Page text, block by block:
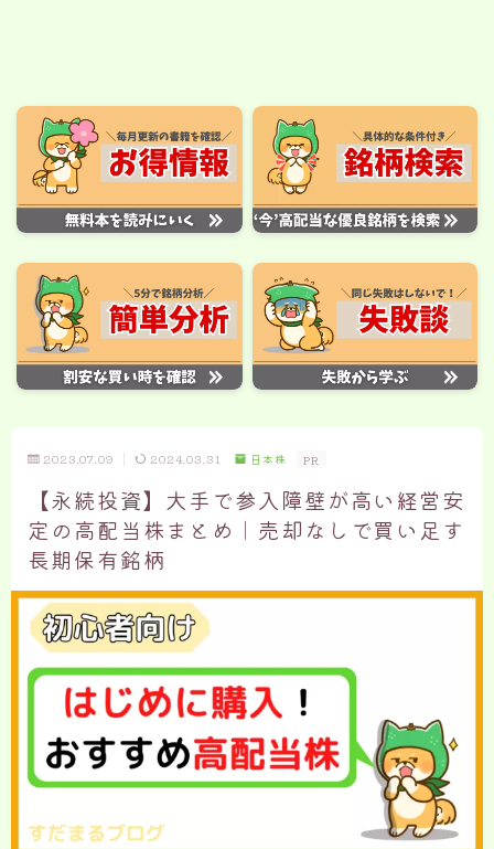
2023.07.09 2024.03.31 日本株 PR
【永続投資】大手で参入障壁が高い経営安
定の高配当株まとめ｜売却なしで買い足す
長期保有銘柄